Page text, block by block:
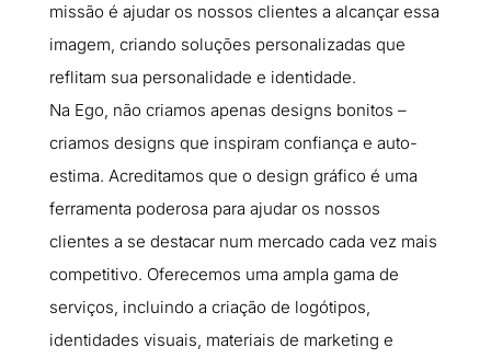
missão é ajudar os nossos clientes a alcançar essa
imagem, criando soluções personalizadas que
reflitam sua personalidade e identidade.
Na Ego, não criamos apenas designs bonitos –
criamos designs que inspiram confiança e auto-
estima. Acreditamos que o design gráfico é uma
ferramenta poderosa para ajudar os nossos
clientes a se destacar num mercado cada vez mais
competitivo. Oferecemos uma ampla gama de
serviços, incluindo a criação de logótipos,
identidades visuais, materiais de marketing e